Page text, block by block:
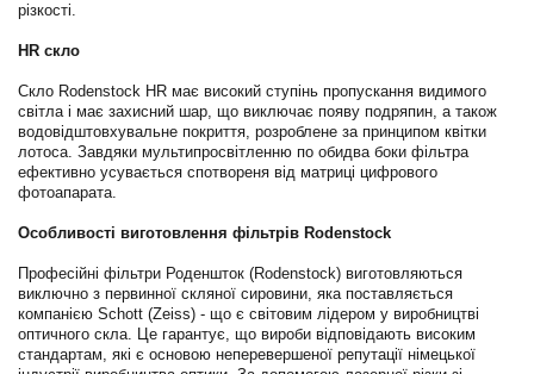
різкості.
HR скло
Скло Rodenstock HR має високий ступінь пропускання видимого
світла і має захисний шар, що виключає появу подряпин, а також
водовідштовхувальне покриття, розроблене за принципом квітки
лотоса. Завдяки мультипросвітленню по обидва боки фільтра
ефективно усувається спотвореня від матриці цифрового
фотоапарата.
Особливості виготовлення фільтрів Rodenstock
Професійні фільтри Роденшток (Rodenstock) виготовляються
виключно з первинної скляної сировини, яка поставляється
компанією Schott (Zeiss) - що є світовим лідером у виробництві
оптичного скла. Це гарантує, що вироби відповідають високим
стандартам, які є основою неперевершеної репутації німецької